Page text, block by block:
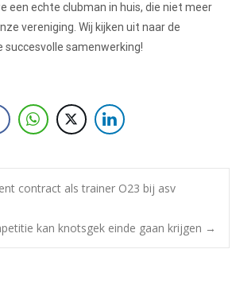
een echte clubman in huis, die niet meer
vereniging. Wij kijken uit naar de
samenwerking!
contract als trainer O23 bij asv
kan knotsgek einde gaan krijgen →